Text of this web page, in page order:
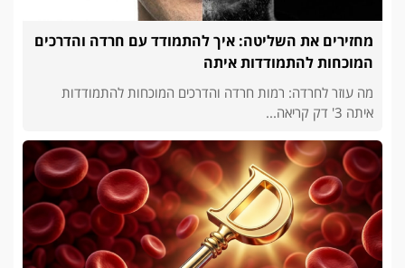
מחזירים את השליטה: איך להתמודד עם חרדה והדרכים
המוכחות להתמודדות איתה
מה עוזר לחרדה: רמות חרדה והדרכים המוכחות להתמודדות
איתה 3' דק קריאה...